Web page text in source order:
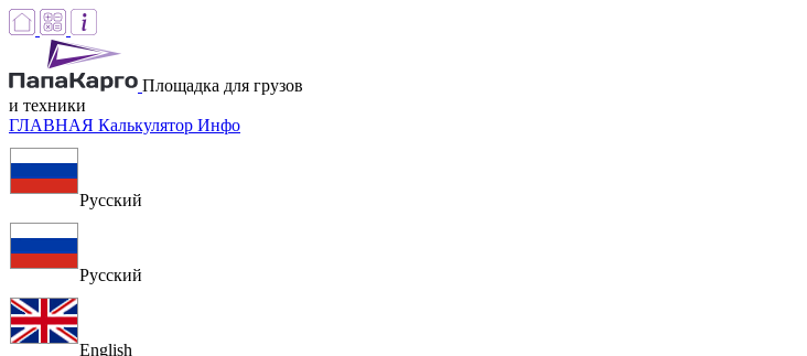
Площадка для грузов
и техники
ГЛАВНАЯ Калькулятор Инфо
Русский
Русский
English